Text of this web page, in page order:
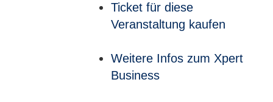
Ticket für diese
Veranstaltung kaufen
Weitere Infos zum Xpert
Business